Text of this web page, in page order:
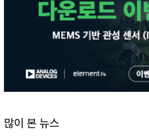
많이 본 뉴스